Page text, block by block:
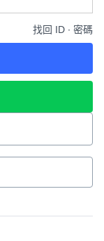
找回 ID ∙ 密碼